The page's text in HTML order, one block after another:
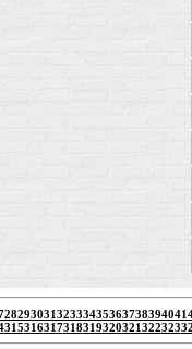
2829303132333435363738394041
315316317318319320321322323